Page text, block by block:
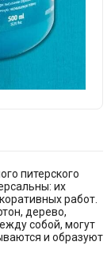
питерского
их
работ.
дерево,
собой, могут
и образуют